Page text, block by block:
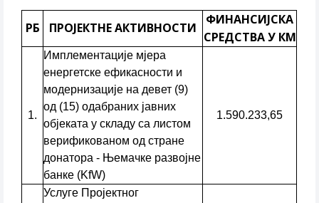
РБ ПРОЈЕКТНЕ АКТИВНОСТИ
ФИНАНСИЈСКА
СРЕДСТВА У КМ
1.
Имплементације мјера
енергетске ефикасности и
модернизације на девет (9)
од (15) одабраних јавних
објеката у складу са листом
верификованом од стране
донатора - Њемачке развојне
банке (KfW)
1.590.233,65
Услуге Пројектног